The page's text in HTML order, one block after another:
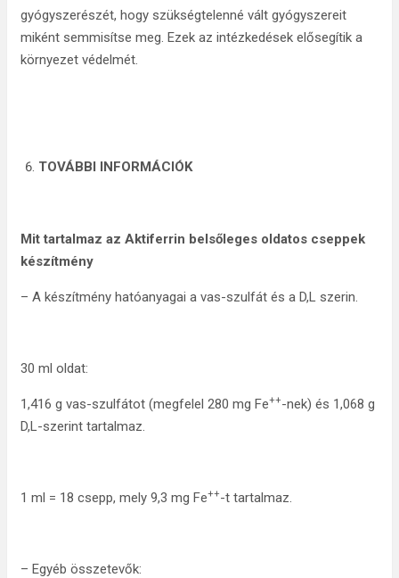
gyógyszerészét, hogy szükségtelenné vált gyógyszereit
miként semmisítse meg. Ezek az intézkedések elősegítik a
környezet védelmét.
TOVÁBBI INFORMÁCIÓK
Mit tartalmaz az Aktiferrin belsőleges oldatos cseppek
készítmény
– A készítmény hatóanyagai a vas-szulfát és a D,L szerin.
30 ml oldat:
1,416 g vas-szulfátot (megfelel 280 mg Fe++-nek) és 1,068 g
D,L-szerint tartalmaz.
1 ml = 18 csepp, mely 9,3 mg Fe++-t tartalmaz.
– Egyéb összetevők: